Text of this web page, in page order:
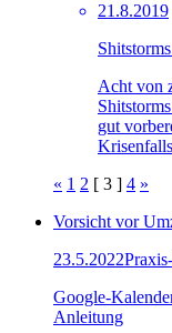
21.8.2019
Acht von
gut
« 1 2 [ 3 ] 4 »
Vorsicht vor
23.5.2022
Google-
Anleitung